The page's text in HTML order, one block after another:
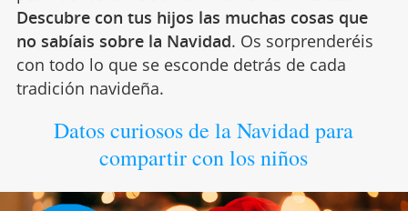
Descubre con tus hijos las muchas cosas que
no sabíais sobre la Navidad. Os sorprenderéis
con todo lo que se esconde detrás de cada
tradición navideña.
Datos curiosos de la Navidad para
compartir con los niños